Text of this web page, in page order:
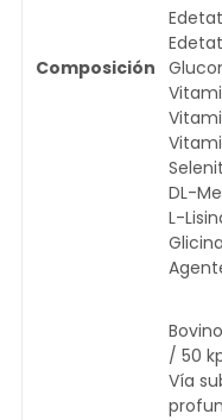
Composición
DL-
L-
/ 50
Vía